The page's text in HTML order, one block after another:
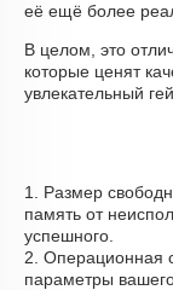
её ещё более
В целом, это
которые ценят
увлекательный
1. Размер
память от
успешного.
2. Операционная
параметры